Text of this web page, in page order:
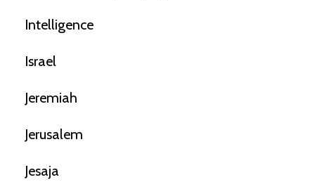
Intelligence
Israel
Jeremiah
Jerusalem
Jesaja